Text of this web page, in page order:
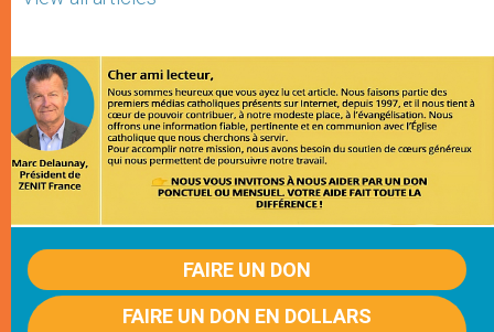
FAIRE UN DON
FAIRE UN DON EN DOLLARS